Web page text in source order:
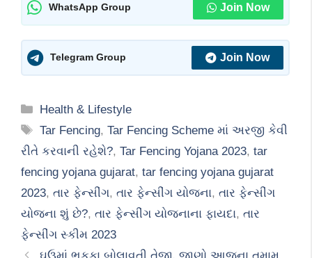
WhatsApp Group Join Now
Telegram Group Join Now
Categories
Health & Lifestyle
Tags
Tar Fencing,Tar Fencing Scheme માં અરજી કેવી
રીતે કરવાની રહેશે?, Tar Fencing Yojana 2023, tar
fencing yojana gujarat, tar fencing yojana gujarat
2023, તાર ફેન્સીંગ, તાર ફેન્સીંગ યોજના, તાર ફેન્‍સીંગ
યોજના શું છે?, તાર ફેન્સીંગ યોજનાના ફાયદા, તાર
ફેન્સીંગ સ્કીમ 2023
ઘઉમાં ભુકકા બોલાવતી તેજી, જાણો આજના તમામ